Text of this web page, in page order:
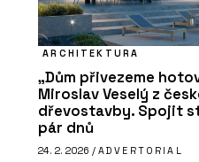
ARCHITEKTURA
„Dům přivezeme
Miroslav Veselý z
dřevostavby. Spojit
pár dnů
24. 2. 2026 / ADVERTORIAL